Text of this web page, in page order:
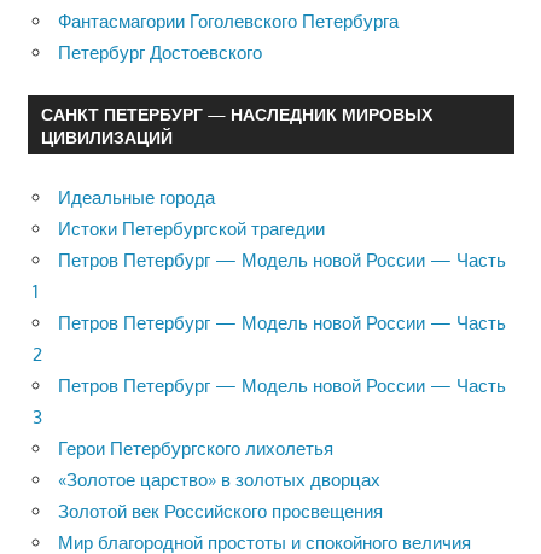
Фантасмагории Гоголевского Петербурга
Петербург Достоевского
САНКТ ПЕТЕРБУРГ — НАСЛЕДНИК МИРОВЫХ
ЦИВИЛИЗАЦИЙ
Идеальные города
Истоки Петербургской трагедии
Петров Петербург — Модель новой России — Часть
1
Петров Петербург — Модель новой России — Часть
2
Петров Петербург — Модель новой России — Часть
3
Герои Петербургского лихолетья
«Золотое царство» в золотых дворцах
Золотой век Российского просвещения
Мир благородной простоты и спокойного величия